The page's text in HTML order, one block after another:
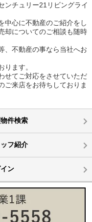
ンチュリー21リビングライ
中心に不動産のご紹介をし
却についてのご相談も随時
、不動産の事なら当社へお
ります。
せてご対応をさせていただ
ご来店をお待ちしておりま
件検索
フ紹介
ン